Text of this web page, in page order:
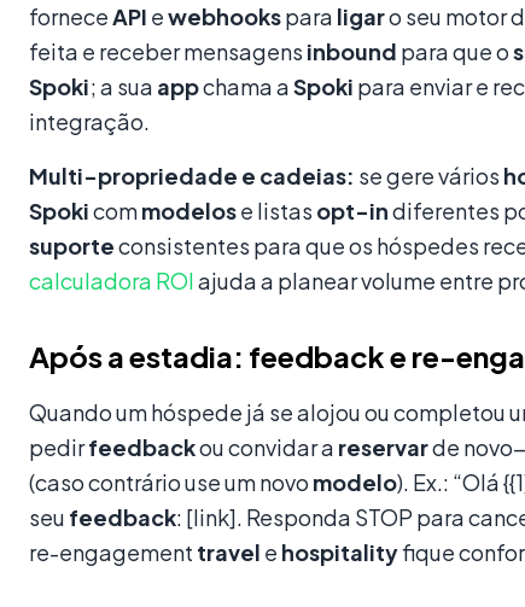
fornece API ewebhookspara ligaro seu motor
feita e receber mensagens inbound para que o
Spoki; a sua appchama aSpoki para enviar e
integração.
Multi-propriedade e cadeias: se gere vários
Spokicommodelose listas opt-indiferentes
suporteconsistentes para que os hóspedes
calculadora ROIajuda a planear volume entre
Após a estadia: feedback e re-
Quando um hóspede já se alojou ou completou
pedirfeedbackou convidar a reservarde
(caso contrário use um novo modelo). Ex.: “Olá
seu feedback: [link]. Responda STOP para
re-engagement travel e hospitalityfique